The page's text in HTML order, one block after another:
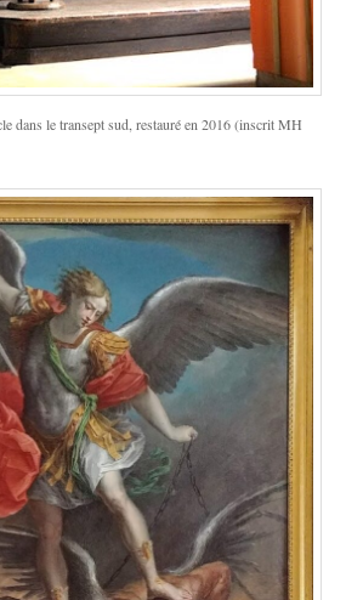
dans le transept sud, restauré en 2016 (inscrit MH